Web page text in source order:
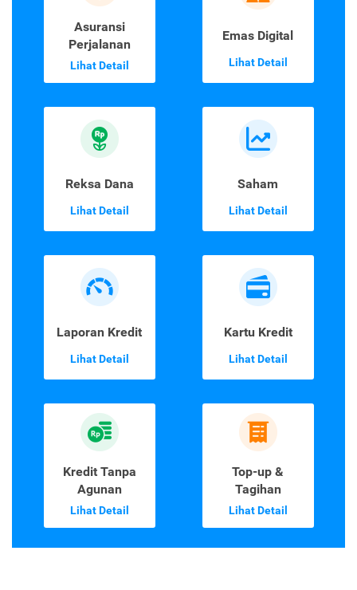
Asuransi
Perjalanan
Lihat Detail
Emas Digital
Lihat Detail
Reksa Dana
Lihat Detail
Saham
Lihat Detail
Laporan Kredit
Lihat Detail
Kartu Kredit
Lihat Detail
Kredit Tanpa
Agunan
Lihat Detail
Top-up &
Tagihan
Lihat Detail